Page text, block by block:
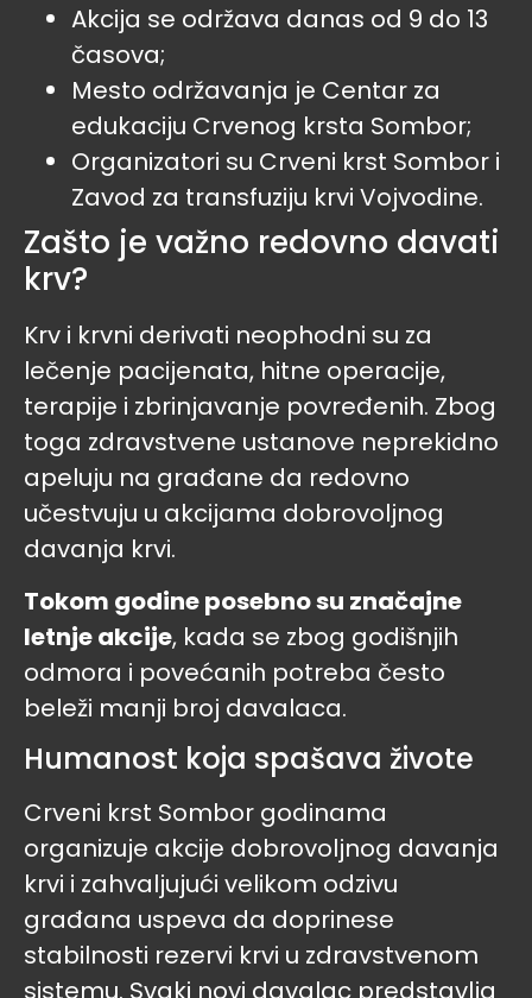
Akcija se održava danas od 9 do 13
časova;
Mesto održavanja je Centar za
edukaciju Crvenog krsta Sombor;
Organizatori su Crveni krst Sombor i
Zavod za transfuziju krvi Vojvodine.
Zašto je važno redovno davati
krv?
Krv i krvni derivati neophodni su za
lečenje pacijenata, hitne operacije,
terapije i zbrinjavanje povređenih. Zbog
toga zdravstvene ustanove neprekidno
apeluju na građane da redovno
učestvuju u akcijama dobrovoljnog
davanja krvi.
Tokom godine posebno su značajne
letnje akcije, kada se zbog godišnjih
odmora i povećanih potreba često
beleži manji broj davalaca.
Humanost koja spašava živote
Crveni krst Sombor godinama
organizuje akcije dobrovoljnog davanja
krvi i zahvaljujući velikom odzivu
građana uspeva da doprinese
stabilnosti rezervi krvi u zdravstvenom
sistemu. Svaki novi davalac predstavlja